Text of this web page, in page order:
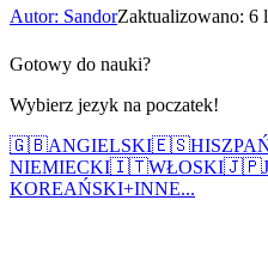
Autor: SandorZaktualizowano: 6
Gotowy do nauki?
Wybierz jezyk na poczatek!
🇬🇧ANGIELSKI🇪🇸
NIEMIECKI🇮🇹WŁOSKI🇯🇵
KOREAŃSKI+INNE...